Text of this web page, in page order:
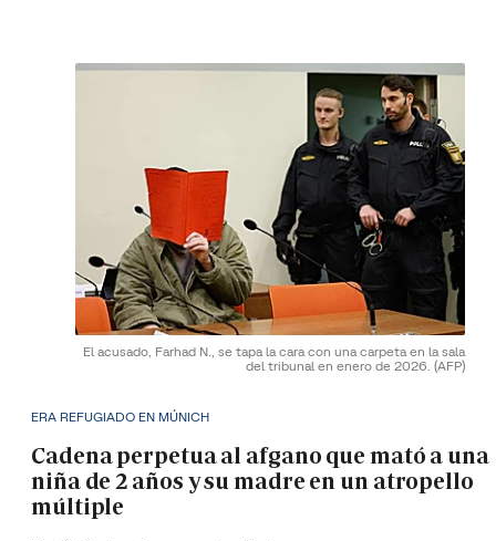
El acusado, Farhad N., se tapa la cara con una carpeta en la sala
del tribunal en enero de 2026. (AFP)
ERA REFUGIADO EN MÚNICH
Cadena perpetua al afgano que mató a una
niña de 2 años y su madre en un atropello
múltiple